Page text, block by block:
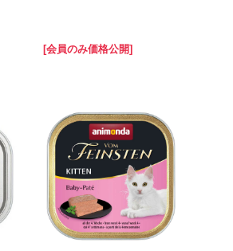
[会員のみ価格公開]